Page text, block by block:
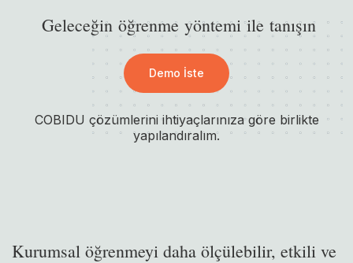
Geleceğin öğrenme yöntemi ile tanışın
Demo İste
COBIDU çözümlerini ihtiyaçlarınıza göre birlikte
yapılandıralım.
Kurumsal öğrenmeyi daha ölçülebilir, etkili ve